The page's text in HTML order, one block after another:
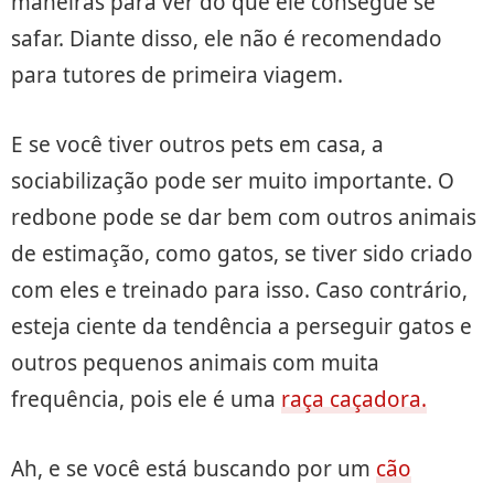
safar. Diante disso, ele não é recomendado
para tutores de primeira viagem.
E se você tiver outros pets em casa, a
sociabilização pode ser muito importante. O
redbone pode se dar bem com outros animais
de estimação, como gatos, se tiver sido criado
com eles e treinado para isso. Caso contrário,
esteja ciente da tendência a perseguir gatos e
outros pequenos animais com muita
frequência, pois ele é uma raça caçadora.
Ah, e se você está buscando por um cão